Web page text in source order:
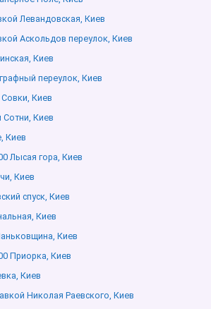
Левандовская, Киев
Аскольдов переулок, Киев
Киев
переулок, Киев
Киев
Сотни, Киев
Киев
Лысая гора, Киев
Киев
спуск, Киев
Киев
Киев
Приорка, Киев
Киев
Николая Раевского, Киев